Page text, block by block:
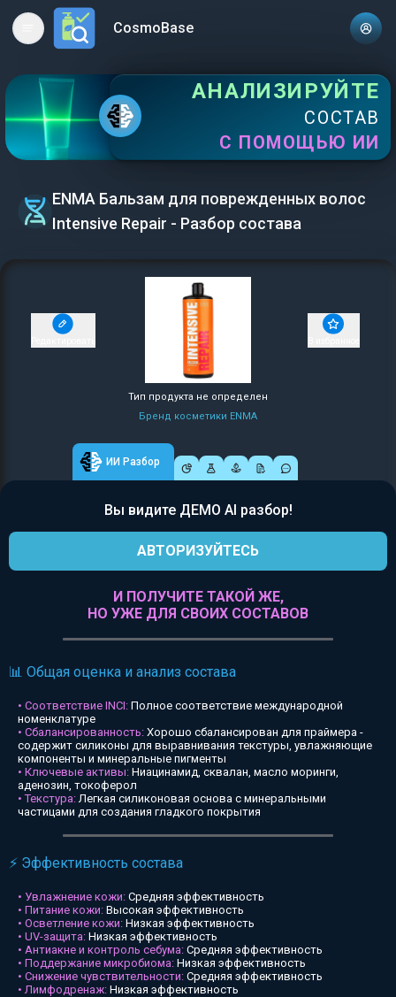
Open main menuCosmoBase
АНАЛИЗИРУЙТЕ
СОСТАВ
С ПОМОЩЬЮ ИИ
ENMA Бальзам для поврежденных волос
Intensive Repair - Разбор состава
Тип продукта не определен
Бренд косметики ENMA
ИИ Разбор
Вы видите ДЕМО AI разбор!
АВТОРИЗУЙТЕСЬ
И ПОЛУЧИТЕ ТАКОЙ ЖЕ,
НО УЖЕ ДЛЯ СВОИХ СОСТАВОВ
📊 Общая оценка и анализ состава
• Соответствие INCI: Полное соответствие международной
номенклатуре
• Сбалансированность: Хорошо сбалансирован для праймера -
содержит силиконы для выравнивания текстуры, увлажняющие
компоненты и минеральные пигменты
• Ключевые активы: Ниацинамид, сквалан, масло моринги,
аденозин, токоферол
• Текстура:Легкая силиконовая основа с минеральными
частицами для создания гладкого покрытия
⚡ Эффективность состава
• Увлажнение кожи: Средняя эффективность
• Питание кожи: Высокая эффективность
• Осветление кожи: Низкая эффективность
• UV-защита: Низкая эффективность
• Антиакне и контроль себума: Средняя эффективность
• Поддержание микробиома: Низкая эффективность
• Снижение чувствительности: Средняя эффективность
• Лимфодренаж: Низкая эффективность